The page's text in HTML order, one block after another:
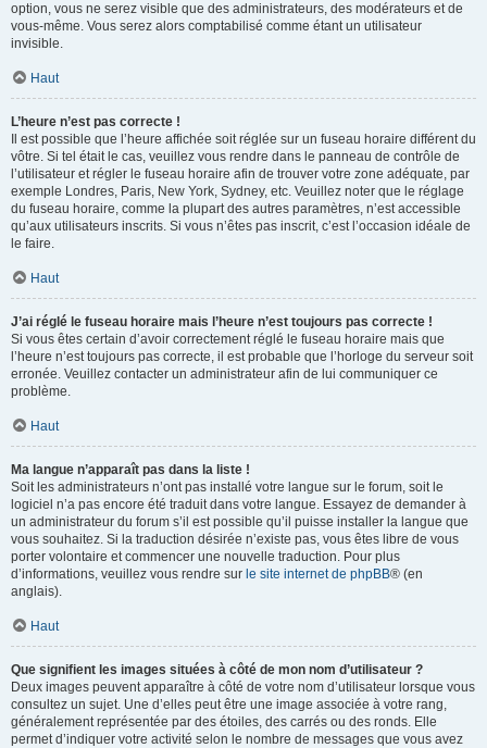
option, vous ne serez visible que des administrateurs, des modérateurs et de
vous-même. Vous serez alors comptabilisé comme étant un utilisateur
invisible.
Haut
L’heure n’est pas correcte !
Il est possible que l’heure affichée soit réglée sur un fuseau horaire différent du
vôtre. Si tel était le cas, veuillez vous rendre dans le panneau de contrôle de
l’utilisateur et régler le fuseau horaire afin de trouver votre zone adéquate, par
exemple Londres, Paris, New York, Sydney, etc. Veuillez noter que le réglage
du fuseau horaire, comme la plupart des autres paramètres, n’est accessible
qu’aux utilisateurs inscrits. Si vous n’êtes pas inscrit, c’est l’occasion idéale de
le faire.
Haut
J’ai réglé le fuseau horaire mais l’heure n’est toujours pas correcte !
Si vous êtes certain d’avoir correctement réglé le fuseau horaire mais que
l’heure n’est toujours pas correcte, il est probable que l’horloge du serveur soit
erronée. Veuillez contacter un administrateur afin de lui communiquer ce
problème.
Haut
Ma langue n’apparaît pas dans la liste !
Soit les administrateurs n’ont pas installé votre langue sur le forum, soit le
logiciel n’a pas encore été traduit dans votre langue. Essayez de demander à
un administrateur du forum s’il est possible qu’il puisse installer la langue que
vous souhaitez. Si la traduction désirée n’existe pas, vous êtes libre de vous
porter volontaire et commencer une nouvelle traduction. Pour plus
d’informations, veuillez vous rendre sur le site internet de phpBB® (en
anglais).
Haut
Que signifient les images situées à côté de mon nom d’utilisateur ?
Deux images peuvent apparaître à côté de votre nom d’utilisateur lorsque vous
consultez un sujet. Une d’elles peut être une image associée à votre rang,
généralement représentée par des étoiles, des carrés ou des ronds. Elle
permet d’indiquer votre activité selon le nombre de messages que vous avez